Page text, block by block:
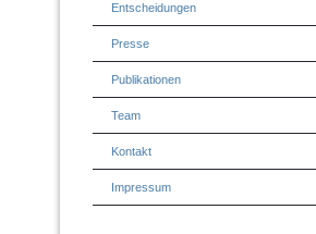
Entscheidungen
Presse
Publikationen
Team
Kontakt
Impressum